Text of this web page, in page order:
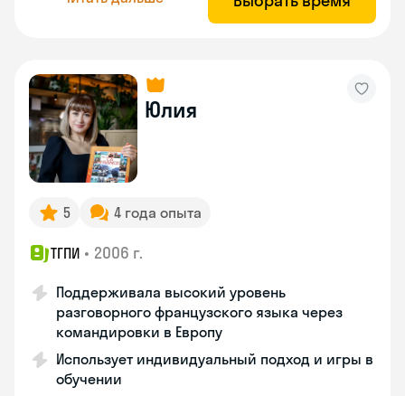
Юлия
5 4 года опыта
ТГПИ • 2006 г.
Поддерживала высокий уровень
разговорного французского языка через
командировки в Европу
Использует индивидуальный подход и игры в
обучении